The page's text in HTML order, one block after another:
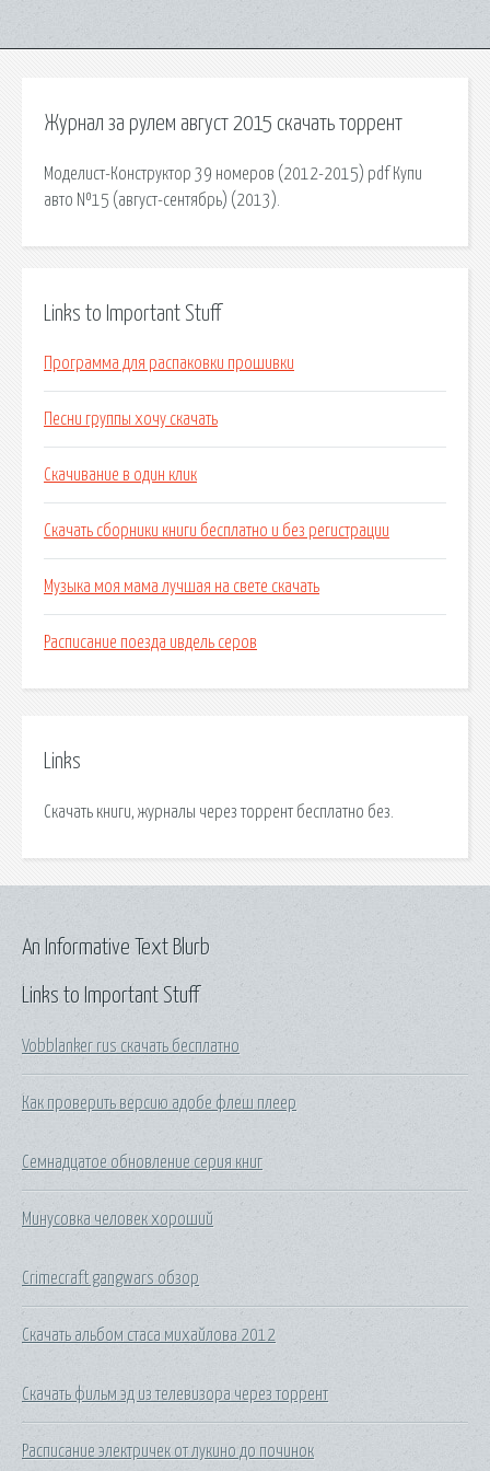
Журнал за рулем август 2015 скачать торрент
Моделист-Конструктор 39 номеров (2012-2015) pdf Купи
авто №15 (август-сентябрь) (2013).
Links to Important Stuff
Программа для распаковки прошивки
Песни группы хочу скачать
Скачивание в один клик
Скачать сборники книги бесплатно и без регистрации
Музыка моя мама лучшая на свете скачать
Расписание поезда ивдель серов
Links
Скачать книги, журналы через торрент бесплатно без.
Links to Important Stuff
Vobblanker rus скачать бесплатно
Как проверить версию адобе флеш плеер
Семнадцатое обновление серия книг
Минусовка человек хороший
Crimecraft gangwars обзор
Скачать альбом стаса михайлова 2012
Скачать фильм эд из телевизора через торрент
Расписание электричек от лукино до починок
An Informative Text Blurb